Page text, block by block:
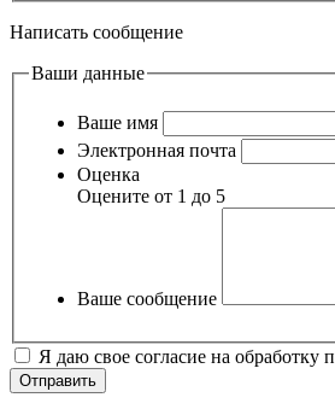
Написать сообщение
Ваши данные
Ваше имя
Электронная почта
Оценка
Оцените от 1 до 5
Ваше сообщение
Я даю свое согласие на обработку